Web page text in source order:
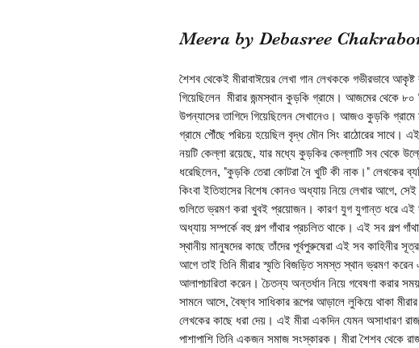
Meera by Debasree
শৈশব থেকেই মীরাবাঈয়ের লেখা গান লেখককে গভীরভাবে
গিয়েছিলেন মীরার জন্মস্থান কুড়কি গ্রামে। আজমের থেকে
উপন্যাসের তাগিদে গিয়েছিলেন সেখানেও। আজও কুড়কি
গ্রামে পৌঁছে পরিচয় হয়েছিল বৃদ্ধ মৌন সিং রাঠোরের সাথে।
নয়টি কেল্লা রয়েছে, যার মধ্যে কুড়কির কেল্লাটি সব থেকে
ধরেছিলেন, "কুড়কি তেরা কোটরা নৈ খুটি কী নাক।" লেখকের
কিংবা ইতিহাসের বিশেষ কোনও অধ্যায় নিয়ে লেখার আগে, সেই
গুলিতে ভ্রমণ করা খুবই প্রয়োজন। কারণ যুগ যুগান্ত ধরে এই
অধ্যায় সম্পর্কে বহু গল্প গাঁথার প্রচলিত থাকে। এই সব গল্প
স্থানীয় মানুষদের কাছে তাঁদের পূর্বপুরুষেরা এই সব কাহিনীর
আগে তাই তিনি মীরার স্মৃতি বিজড়িত সমস্ত স্থান ভ্রমণ করেন
আলাপচারিতা করেন। চৈতন্য অন্তর্ধান নিয়ে গবেষণা করার
সামনে আসে, বৈষ্ণব সাধিকার রূপের আড়ালে লুকিয়ে থাকা
লেখকের কাছে ধরা দেয়। এই মীরা একদিন যেমন অসাধারণ
পাশাপাশি তিনি একজন সমাজ সংস্কারক। মীরা শৈশব থেকে